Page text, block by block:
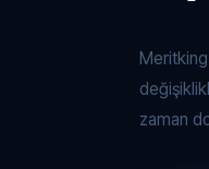
Meritking
zaman